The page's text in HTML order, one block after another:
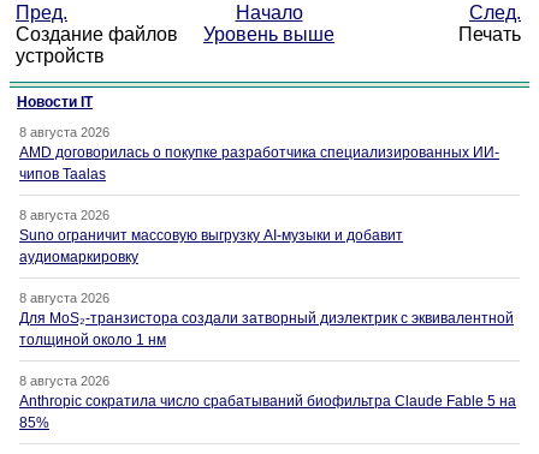
Пред. Начало
След.
Создание файлов
устройств
Уровень выше Печать
Новости IT
8 августа 2026
AMD договорилась о покупке разработчика специализированных ИИ-
чипов Taalas
8 августа 2026
Suno ограничит массовую выгрузку AI-музыки и добавит
аудиомаркировку
8 августа 2026
Для MoS₂-транзистора создали затворный диэлектрик с эквивалентной
толщиной около 1 нм
8 августа 2026
Anthropic сократила число срабатываний биофильтра Claude Fable 5 на
85%